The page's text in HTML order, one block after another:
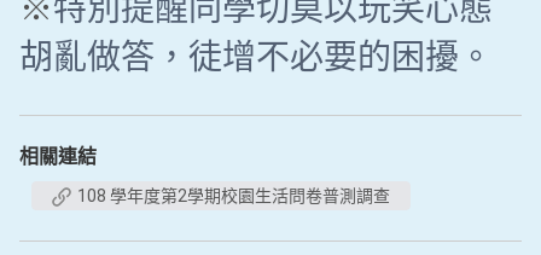
※特別提醒同學切莫以玩笑心態
胡亂做答，徒增不必要的困擾。
相關連結
108 學年度第2學期校園生活問卷普測調查